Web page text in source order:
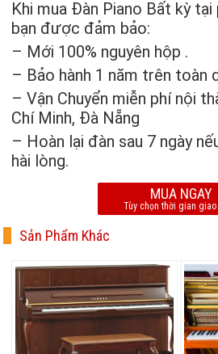
Khi mua Đàn Piano Bất kỳ tại
bạn được đảm bảo:
– Mới 100% nguyên hộp .
– Bảo hành 1 năm trên toàn
– Vận Chuyển miễn phí nội
Chí Minh, Đà Nẵng
– Hoàn lại đàn sau 7 ngày
hài lòng.
MUA NGAY
Tùy chọn thời gian giao
Sản Phẩm Khác